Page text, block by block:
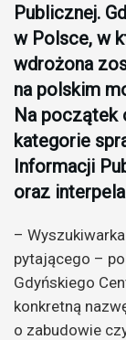
Publicznej.
w Polsce, w
wdrożona
na polskim
Na początek
kategorie
Informacji
oraz
–
pytającego –
Gdyńskiego
konkretną
o zabudowie